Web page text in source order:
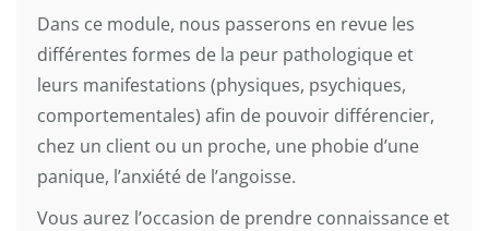
Dans ce module, nous passerons en revue les
différentes formes de la peur pathologique et
leurs manifestations (physiques, psychiques,
comportementales) afin de pouvoir différencier,
chez un client ou un proche, une phobie d’une
panique, l’anxiété de l’angoisse.
Vous aurez l’occasion de prendre connaissance et